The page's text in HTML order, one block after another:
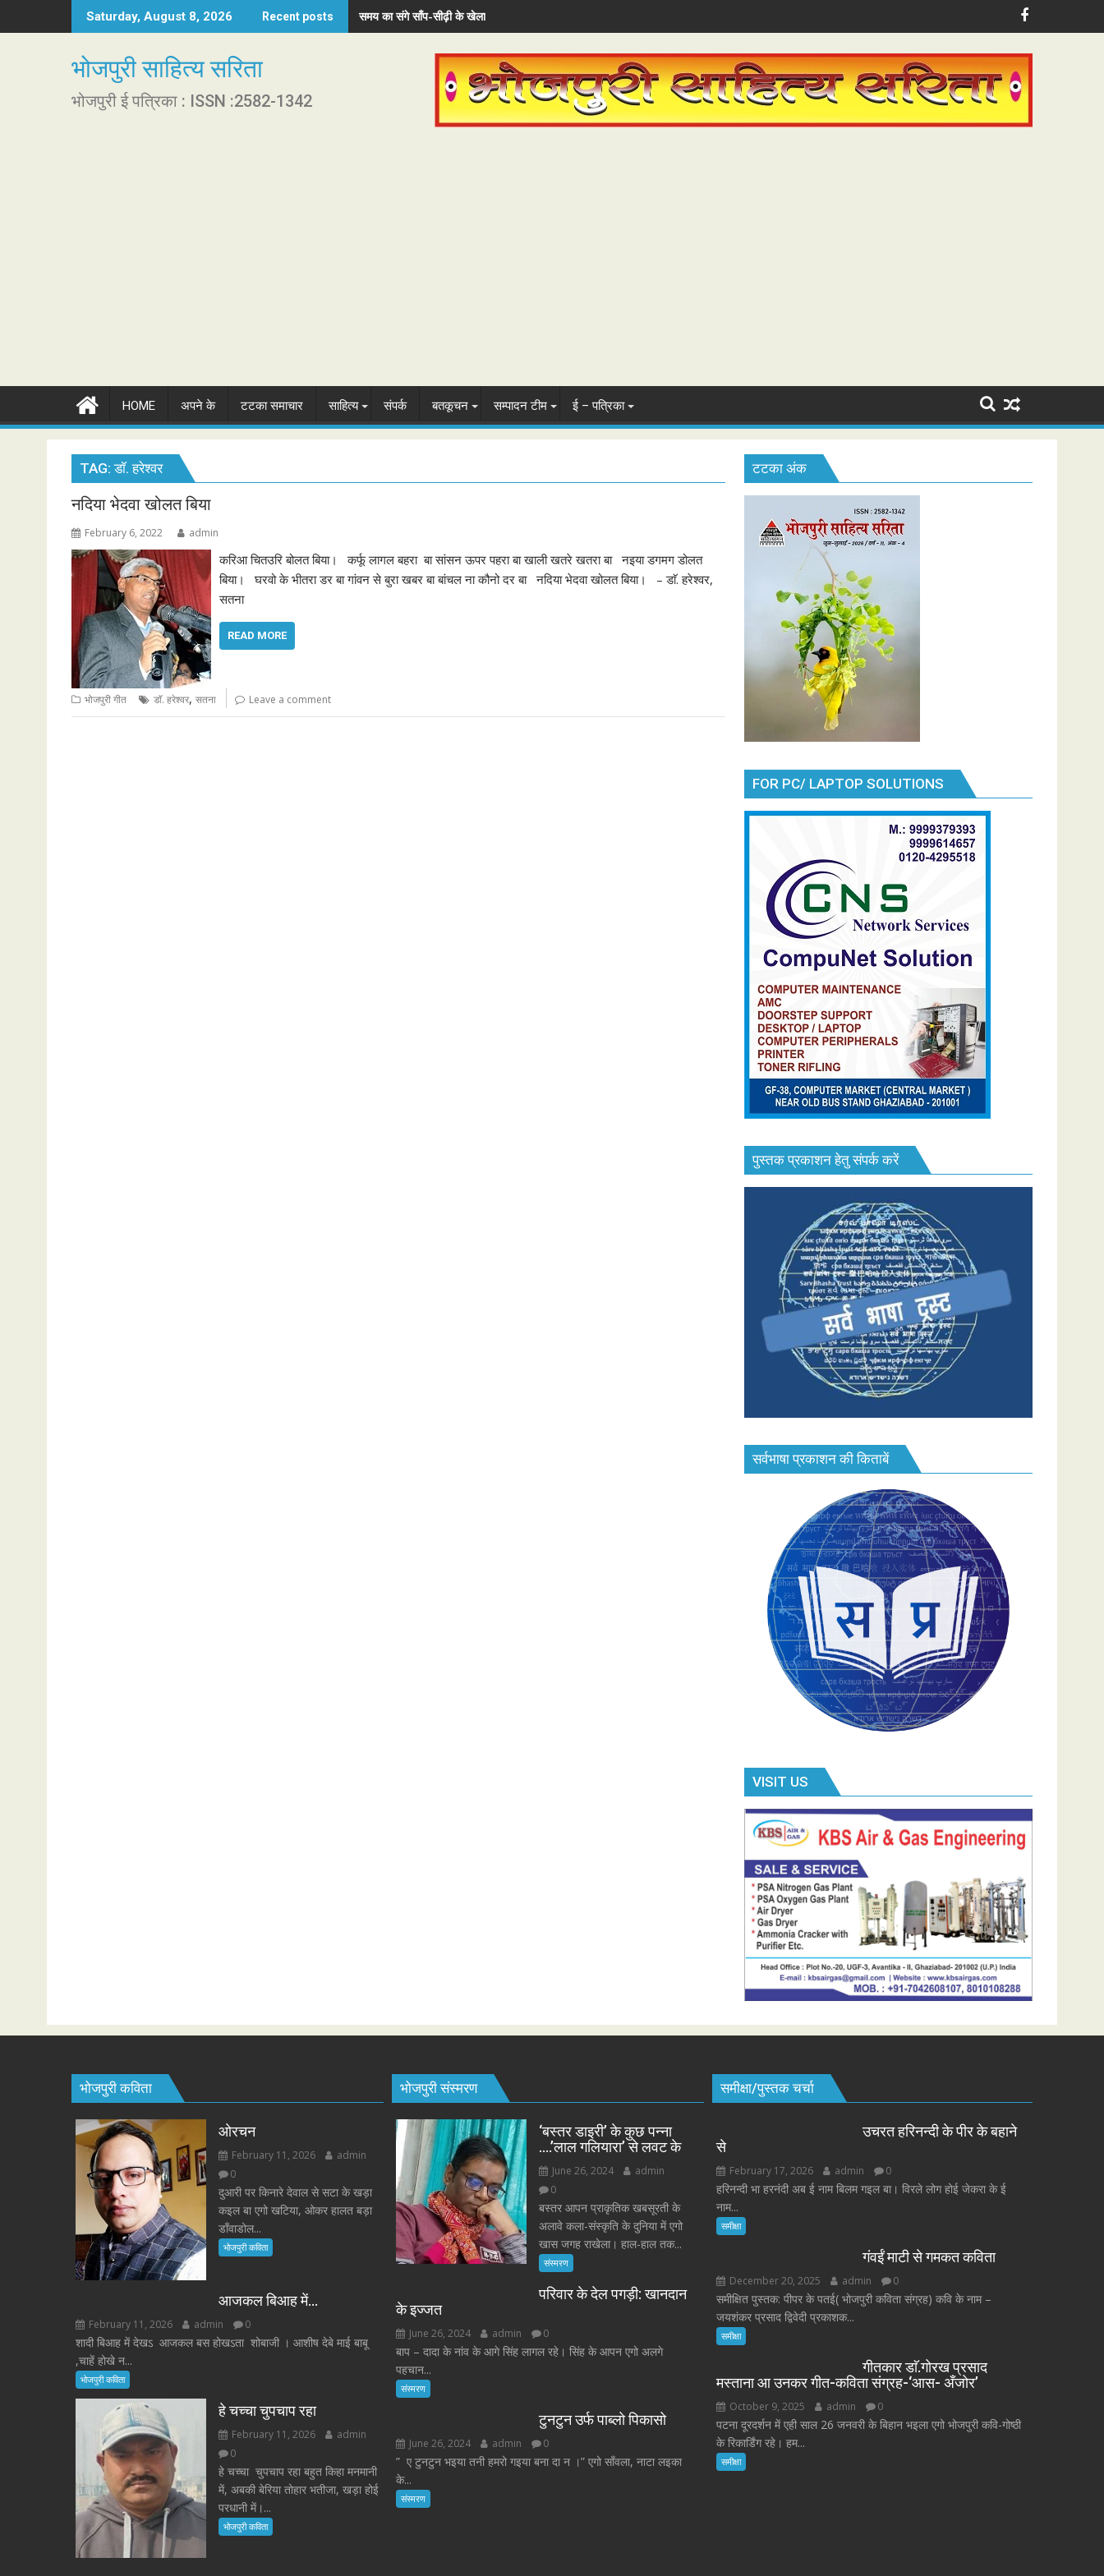
k
Saturday, August 8, 2026 Recent posts समय का संगे साँप-सीढ़ी के खेला
भोजपुरी साहित्य सरिता
भोजपुरी ई पत्रिका : ISSN :2582-1342
HOME अपने के टटका समाचार साहित्य संपर्क बतकूचन सम्पादन टीम ई – पत्रिका
TAG:डाॅ. हरेश्वर
नदिया भेदवा खोलत बिया
February 6, 2022 admin
करिआ चितउरि बोलत बिया। कर्फू लागल बहरा बा सांसन ऊपर पहरा बा खाली खतरे खतरा बा नइया डगमग डोलत
बिया। घरवो के भीतरा डर बा गांवन से बुरा खबर बा बांचल ना कौनो दर बा नदिया भेदवा खोलत बिया। – डाॅ. हरेश्वर,
सतना
READ MORE
भोजपुरी गीत डाॅ. हरेश्वर, सतना Leave a comment
टटका अंक
FOR PC/ LAPTOP SOLUTIONS
पुस्तक प्रकाशन हेतु संपर्क करें
सर्वभाषा प्रकाशन की किताबें
VISIT US
भोजपुरी कविता
ओरचन
February 11, 2026
admin
0
दुआरी पर किनारे देवाल से सटा के खड़ा
कइल बा एगो खटिया, ओकर हालत बड़ा
डाँवाडोल...
भोजपुरी कविता
आजकल बिआह में…
February 11, 2026 admin 0
शादी बिआह में देखऽ आजकल बस होखऽता शोबाजी । आशीष देबे माई बाबू
,चाहें होखे न...
भोजपुरी कविता
हे चच्चा चुपचाप रहा
February 11, 2026
admin
0
हे चच्चा चुपचाप रहा बहुत किहा मनमानी
में, अबकी बेरिया तोहार भतीजा, खड़ा होई
परधानी में।...
भोजपुरी कविता
भोजपुरी संस्मरण
‘बस्तर डाइरी’ के कुछ पन्ना
….’लाल गलियारा’ से लवट के
June 26, 2024
admin
0
बस्तर आपन प्राकृतिक खबसूरती के
अलावे कला-संस्कृति के दुनिया में एगो
खास जगह राखेला। हाल-हाल तक...
संस्मरण
परिवार के देल पगड़ी: खानदान
के इज्जत
June 26, 2024 admin 0
बाप – दादा के नांव के आगे सिंह लागल रहे। सिंह के आपन एगो अलगे
पहचान...
संस्मरण
टुनटुन उर्फ पाब्लो पिकासो
June 26, 2024 admin 0
” ए टुनटुन भइया तनी हमरो गइया बना दा न ।” एगो साँवला, नाटा लइका
के...
संस्मरण
समीक्षा/पुस्तक चर्चा
उचरत हरिनन्दी के पीर के बहाने
से
February 17, 2026 admin 0
हरिनन्दी भा हरनंदी अब ई नाम बिलम गइल बा। विरले लोग होई जेकरा के ई
नाम...
समीक्षा
गंवईं माटी से गमकत कविता
December 20, 2025 admin 0
समीक्षित पुस्तक: पीपर के पतई( भोजपुरी कविता संग्रह) कवि के नाम –
जयशंकर प्रसाद द्विवेदी प्रकाशक...
समीक्षा
गीतकार डाॅ.गोरख प्रसाद
मस्ताना आ उनकर गीत-कविता संग्रह-‘आस- अँजोर’
October 9, 2025 admin 0
पटना दूरदर्शन में एही साल 26 जनवरी के बिहान भइला एगो भोजपुरी कवि-गोष्ठी
के रिकार्डिंग रहे। हम...
समीक्षा